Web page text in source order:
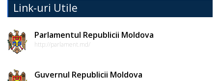
Link-uri Utile
Parlamentul Republicii Moldova
http://parlament.md/
Guvernul Republicii Moldova